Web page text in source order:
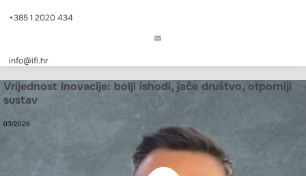
+385 1 2020 434
info@ifi.hr
Vrijednost inovacije: bolji ishodi, jače društvo, otporniji
sustav
03/2026